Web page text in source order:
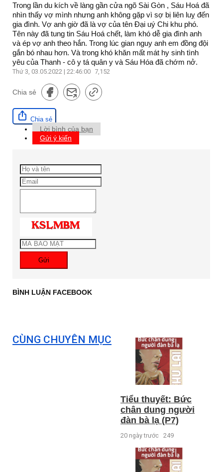
Trong lần du kích về làng gần cửa ngõ Sài Gòn , Sáu Hoá đã
nhìn thấy vợ mình nhưng anh không gặp vì sợ bị liên luỵ đến
gia đình. Vợ anh giờ đã là vợ của tên Đại uý Chi khu phó.
Tên này đã tung tin Sáu Hoá chết, làm khó dễ gia đình anh
và ép vợ anh theo hắn. Trong lúc gian nguy anh em đồng đội
gắn bó nhau hơn. Và trong khó khăn mất mát hy sinh tình
yêu của Thanh - cô y tá quân y và Sáu Hóa đã chớm nở.
Thứ 3, 03.05.2022 | 22:46:00 7,152
Chia sẻ
Chia sẻ
Lời bình của bạn
Gửi ý kiến
Gửi
BÌNH LUẬN FACEBOOK
CÙNG CHUYÊN MỤC
Tiểu thuyết: Bức
chân dung người
đàn bà lạ (P7)
20 ngày trước 249